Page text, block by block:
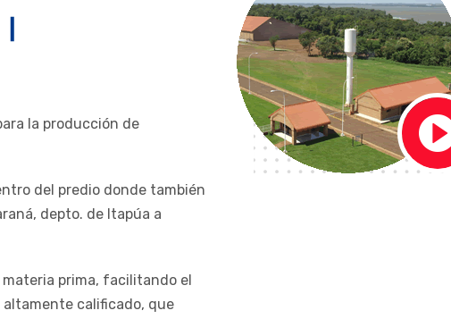
la producción de
del predio donde también
depto. de Itapúa a
prima, facilitando el
altamente calificado, que